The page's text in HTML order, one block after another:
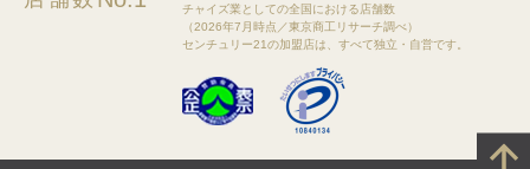
チャイズ業としての全国における店舗数
（2026年7月時点／東京商工リサーチ調べ）
センチュリー21の加盟店は、すべて独立・自営です。